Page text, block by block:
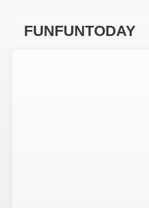
FUNFUNTODAY